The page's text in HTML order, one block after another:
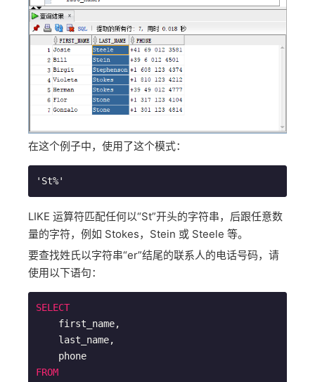
在这个例子中，使用了这个模式：
'St%'
LIKE 运算符匹配任何以“St”开头的字符串，后跟任意数
量的字符，例如 Stokes，Stein 或 Steele 等。
要查找姓氏以字符串“er”结尾的联系人的电话号码，请
使用以下语句：
SELECT
FROM